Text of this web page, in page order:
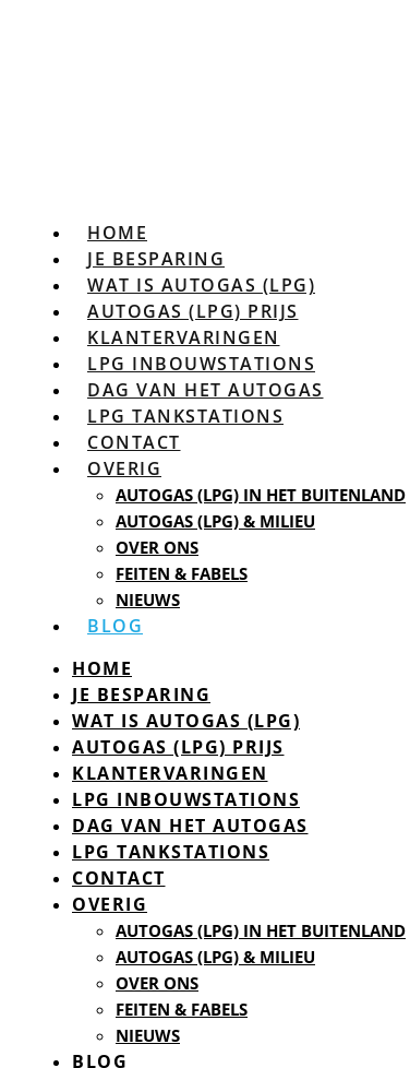
HOME
JE BESPARING
WAT IS AUTOGAS (LPG)
AUTOGAS (LPG) PRIJS
KLANTERVARINGEN
LPG INBOUWSTATIONS
DAG VAN HET AUTOGAS
LPG TANKSTATIONS
CONTACT
OVERIG
AUTOGAS (LPG) IN HET BUITENLAND
AUTOGAS (LPG) & MILIEU
OVER ONS
FEITEN & FABELS
NIEUWS
BLOG
HOME
JE BESPARING
WAT IS AUTOGAS (LPG)
AUTOGAS (LPG) PRIJS
KLANTERVARINGEN
LPG INBOUWSTATIONS
DAG VAN HET AUTOGAS
LPG TANKSTATIONS
CONTACT
OVERIG
AUTOGAS (LPG) IN HET BUITENLAND
AUTOGAS (LPG) & MILIEU
OVER ONS
FEITEN & FABELS
NIEUWS
BLOG